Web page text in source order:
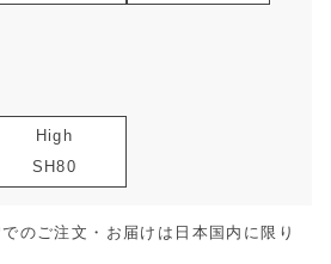
High
SH80
のご注文・お届けは日本国内に限り